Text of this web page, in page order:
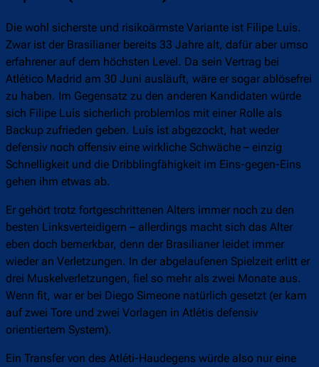
Die wohl sicherste und risikoärmste Variante ist Filipe Luís.
Zwar ist der Brasilianer bereits 33 Jahre alt, dafür aber umso
erfahrener auf dem höchsten Level. Da sein Vertrag bei
Atlético Madrid am 30 Juni ausläuft, wäre er sogar ablösefrei
zu haben. Im Gegensatz zu den anderen Kandidaten würde
sich Filipe Luís sicherlich problemlos mit einer Rolle als
Backup zufrieden geben. Luís ist abgezockt, hat weder
defensiv noch offensiv eine wirkliche Schwäche – einzig
Schnelligkeit und die Dribblingfähigkeit im Eins-gegen-Eins
gehen ihm etwas ab.
Er gehört trotz fortgeschrittenen Alters immer noch zu den
besten Linksverteidigern – allerdings macht sich das Alter
eben doch bemerkbar, denn der Brasilianer leidet immer
wieder an Verletzungen. In der abgelaufenen Spielzeit erlitt er
drei Muskelverletzungen, fiel so mehr als zwei Monate aus.
Wenn fit, war er bei Diego Simeone natürlich gesetzt (er kam
auf zwei Tore und zwei Vorlagen in Atlétis defensiv
orientiertem System).
Ein Transfer von des Atléti-Haudegens würde also nur eine